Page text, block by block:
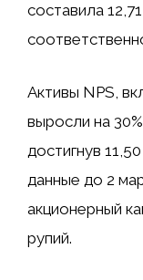
составила
Активы NPS,
выросли на
достигнув
данные до 2
акционерный
рупий.